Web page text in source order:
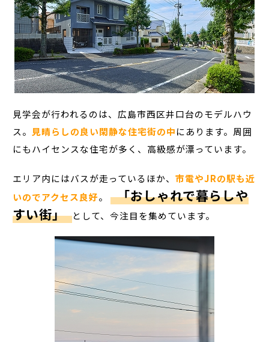
見学会が行われるのは、広島市西区井口台のモデルハウ
ス。 見晴らしの良い閑静な住宅街の中にあります。周囲
にもハイセンスな住宅が多く、高級感が漂っています。
エリア内にはバスが走っているほか、市電やJRの駅も近
いのでアクセス良好。 「おしゃれで暮らしや
すい街」 として、今注目を集めています。